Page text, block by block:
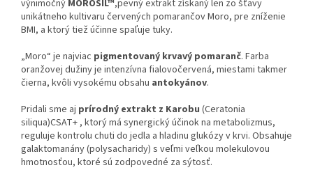
výnimočný MOROSIL™,pevný extrakt získaný len zo šťavy
unikátneho kultivaru červených pomarančov Moro, pre zníženie
BMI, a ktorý tiež účinne spaľuje tuky.
„Moro“ je najviac pigmentovaný krvavý pomaranč. Farba
oranžovej dužiny je intenzívna fialovočervená, miestami takmer
čierna, kvôli vysokému obsahu antokyánov.
Pridali sme aj prírodný extrakt z Karobu (Ceratonia
siliqua)CSAT+ , ktorý má synergický účinok na metabolizmus,
reguluje kontrolu chuti do jedla a hladinu glukózy v krvi. Obsahuje
galaktomanány (polysacharidy) s veľmi veľkou molekulovou
hmotnosťou, ktoré sú zodpovedné za sýtosť.